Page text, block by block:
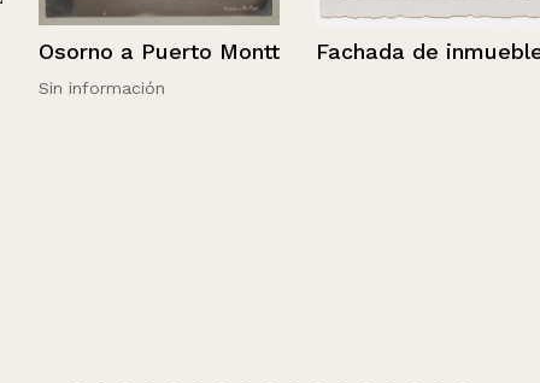
Osorno a Puerto Montt
Sin información
Fachada de inmueble